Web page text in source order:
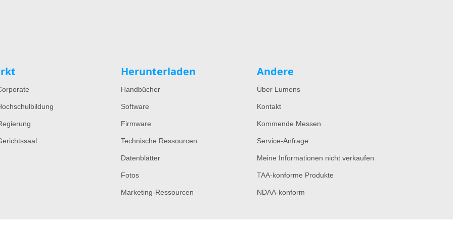
Herunterladen
Handbücher
Software
Firmware
Technische Ressourcen
Datenblätter
Fotos
Marketing-Ressourcen
Andere
Über Lumens
Kontakt
Kommende Messen
Service-Anfrage
Meine Informationen nicht verkaufen
TAA-konforme Produkte
NDAA-konform